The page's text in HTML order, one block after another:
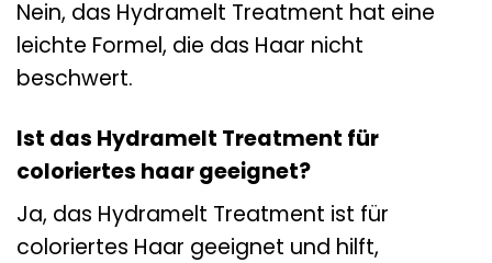
Nein, das Hydramelt Treatment hat eine
leichte Formel, die das Haar nicht
beschwert.
Ist das Hydramelt Treatment für
coloriertes haar geeignet?
Ja, das Hydramelt Treatment ist für
coloriertes Haar geeignet und hilft,